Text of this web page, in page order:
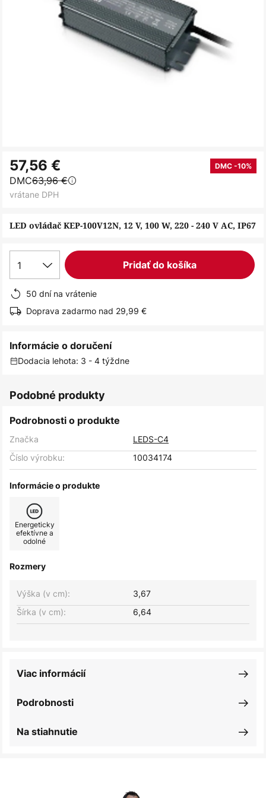
na
začiatok
galérie
LED ovládač KEP-100V12N, 12 V, 100 W, 220 - 240 V AC, IP67
57,56 € DMC -10%
DMC63,96 €
vrátane DPH
1 Pridať do košíka
50 dní na vrátenie
Doprava zadarmo nad 29,99 €
Informácie o doručení
Dodacia lehota: 3 - 4 týždne
Podobné produkty
Podrobnosti o produkte
Značka
LEDS-C4
Číslo výrobku:
10034174
Informácie o produkte
Energeticky
efektívne a
odolné
Rozmery
Šírka (v cm): 6,64
Výška (v cm): 3,67
Podrobnosti
Viac informácií
Na stiahnutie